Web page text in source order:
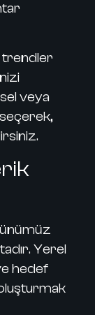
trendler
veya
Yerel
hedef